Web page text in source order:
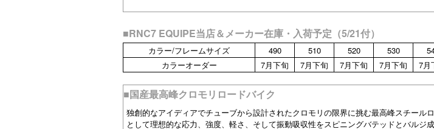
■RNC7 EQUIPE当店＆メーカー在庫・入荷予定（5/21付）
カラー/フレームサイズ 490 510 520 530
カラーオーダー
7月下旬 7月下旬 7月下旬 7月下旬 7月
■国産最高峰クロモリロードバイク
独創的なアイディアでチューブから設計されたクロモリの限界に挑む最高峰スチール
として理想的な応力、強度、軽さ、そして振動吸収性をスピニングバテッドとバルジ